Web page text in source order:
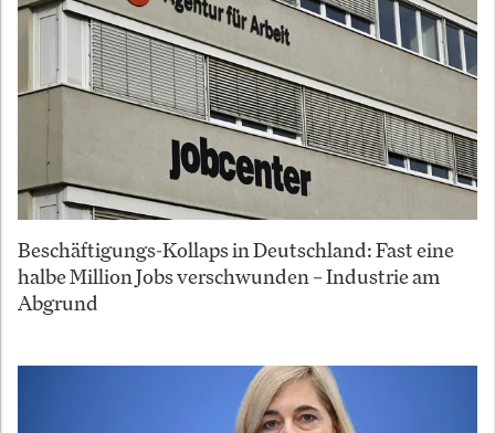
Beschäftigungs-Kollaps in Deutschland: Fast eine
halbe Million Jobs verschwunden – Industrie am
Abgrund